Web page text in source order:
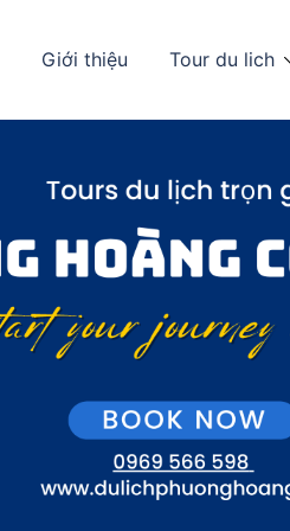
Giới thiệu Tour du lich